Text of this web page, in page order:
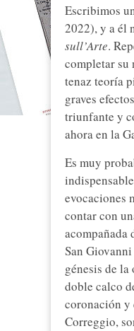
Escribimos
2022), y a él
sull’Arte.
completar su
tenaz teoría
graves
triunfante y
ahora en la
Es muy
evocaciones
contar con
acompañada
San
génesis de
doble calco
coronación y
Correggio,